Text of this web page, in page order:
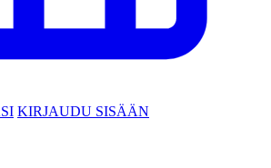
KIRJAUDU SISÄÄN